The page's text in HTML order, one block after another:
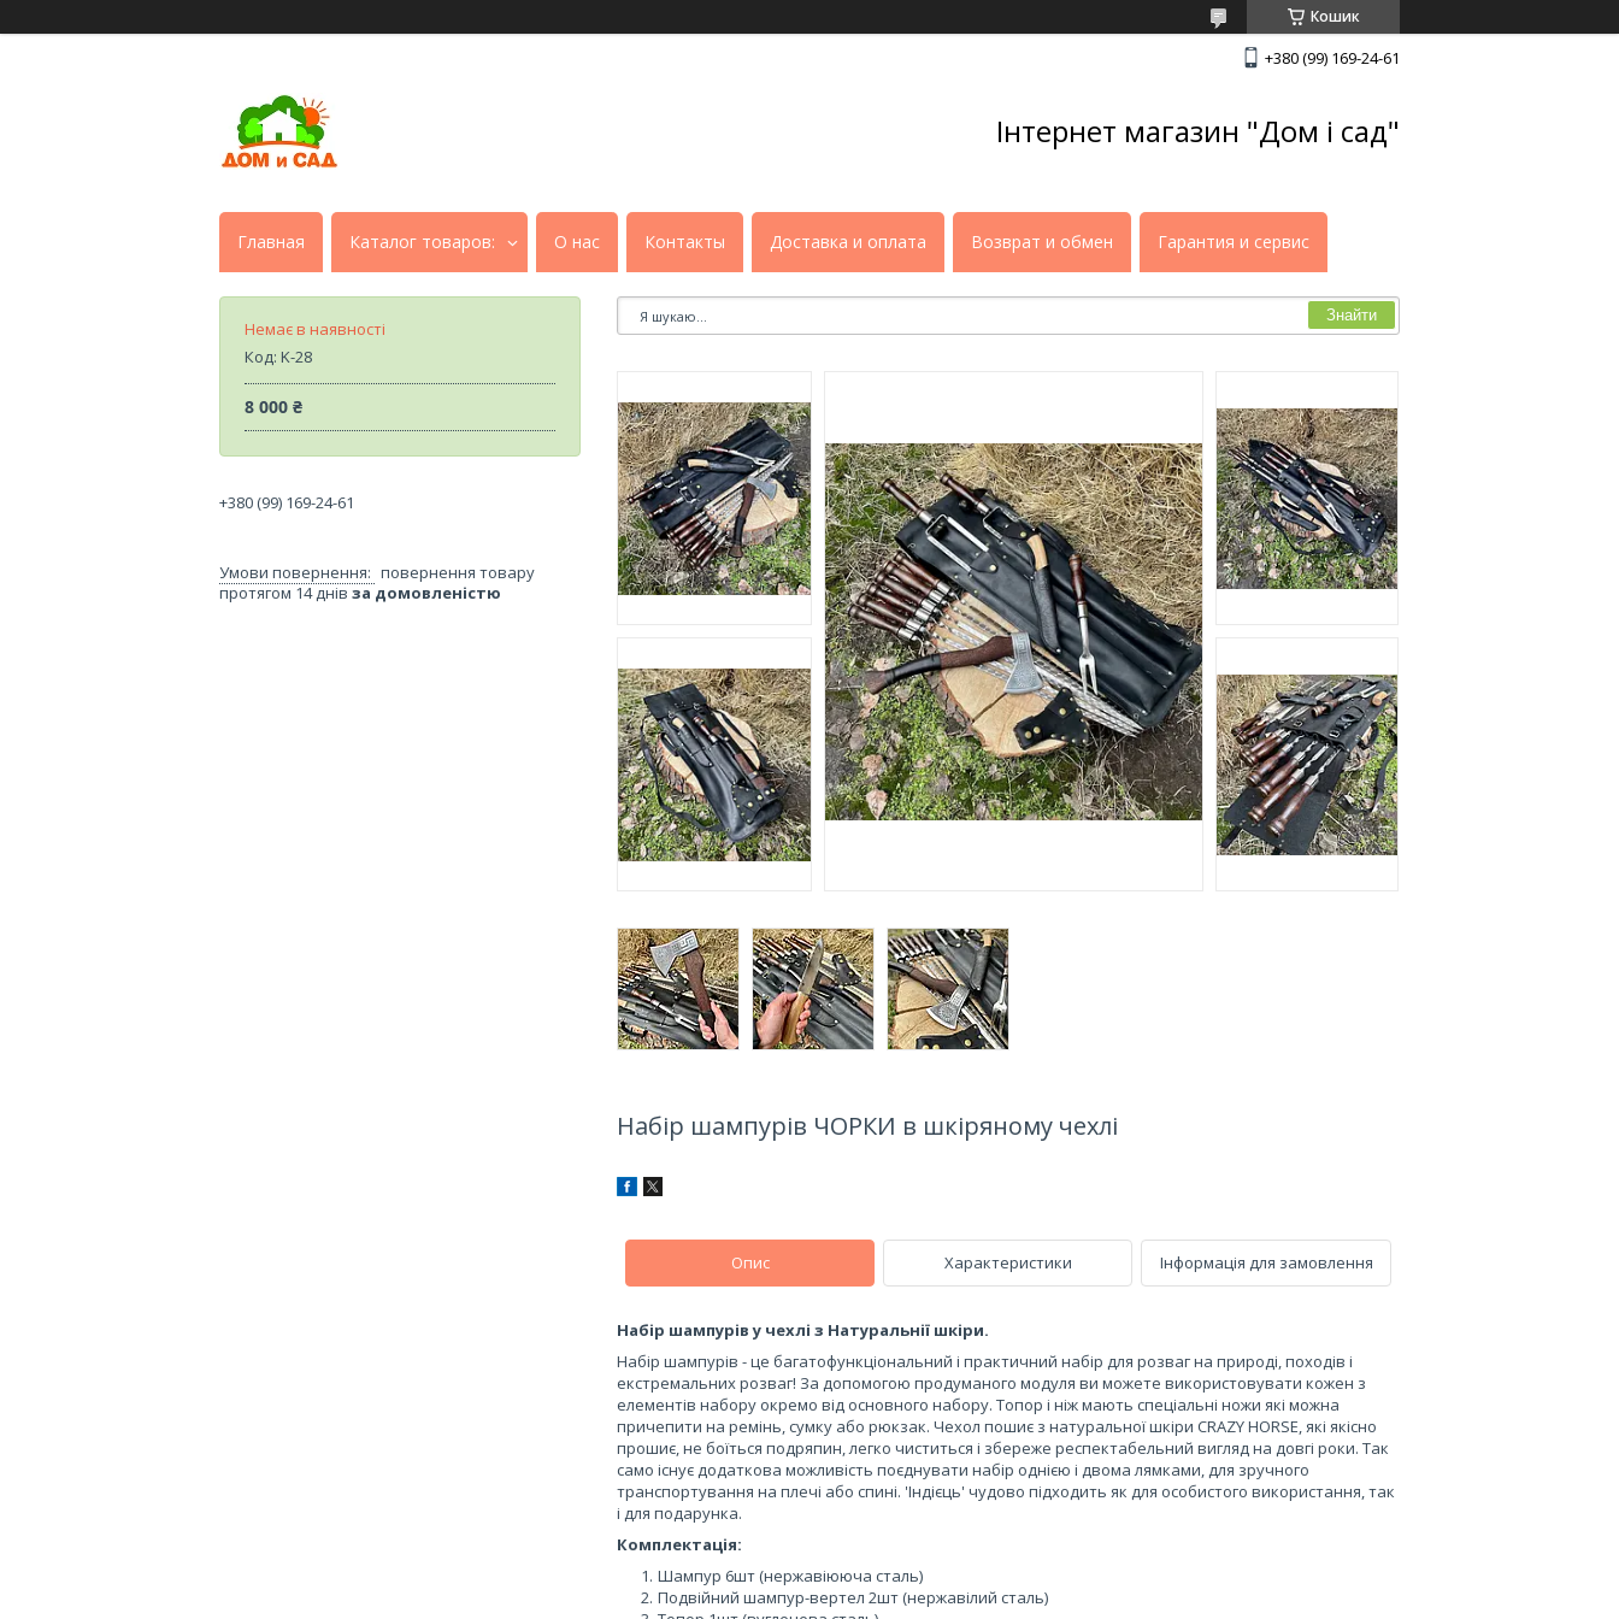
Кошик
+380 (99) 169-24-61
Інтернет магазин "Дом і сад"
Главная Каталог товаров: О нас Контакты Доставка и оплата Возврат и обмен Гарантия и сервис
Знайти
Набір шампурів ЧОРКИ в шкіряному чехлі
Опис Характеристики Інформація для замовлення
Набір шампурів у чехлі з Натуральнії шкіри.
Набір шампурів - це багатофункціональний і практичний набір для розваг на природі, походів і
екстремальних розваг! За допомогою продуманого модуля ви можете використовувати кожен з
елементів набору окремо від основного набору. Топор і ніж мають спеціальні ножи які можна
причепити на ремінь, сумку або рюкзак. Чехол пошиє з натуральної шкіри CRAZY HORSE, які якісно
прошиє, не боїться подряпин, легко чиститься і збереже респектабельний вигляд на довгі роки. Так
само існує додаткова можливість поєднувати набір однією і двома лямками, для зручного
транспортування на плечі або спині. 'Індієць' чудово підходить як для особистого використання, так
і для подарунка.
Комплектація:
Шампур 6шт (нержавіююча сталь)
Подвійний шампур-вертел 2шт (нержавілий сталь)
Немає в наявності
Код: K-28
8 000 ₴
+380 (99) 169-24-61
повернення товару
протягом 14 днів за домовленістю